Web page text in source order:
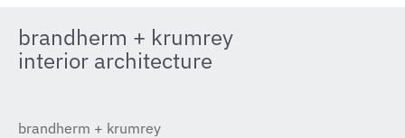
brandherm + krumrey
interior architecture
brandherm + krumrey